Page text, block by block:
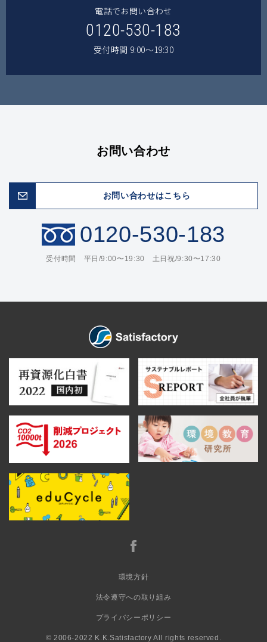
電話でお問い合わせ
0120-530-183
受付時間 9:00〜19:30
お問い合わせ
お問い合わせはこちら
0120-530-183
受付時間 平日/9:00〜19:30 土日祝/9:30〜17:30
環境方針
法令遵守への取り組み
プライバシーポリシー
© 2006-2022 K.K.Satisfactory All rights reserved.